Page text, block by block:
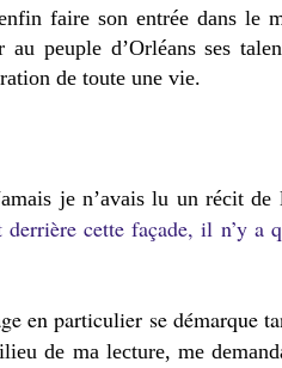
faire son entrée dans le
peuple d’Orléans ses
de toute une vie.
je n’avais lu un récit
derrière cette façade, il n’y a
en particulier se démarque
de ma lecture, me